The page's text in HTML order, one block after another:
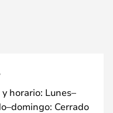
horario: Lunes–
Cerrado